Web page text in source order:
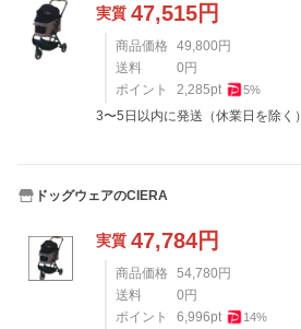
実質 47,515円
商品価格 49,800 円
送料
0 円
ポイント
2,285pt 5%
3〜5日以内に発送（休業日を除く）
ドッグウェアのCIERA
実質 47,784円
商品価格 54,780 円
送料
0 円
ポイント
6,996pt 14%